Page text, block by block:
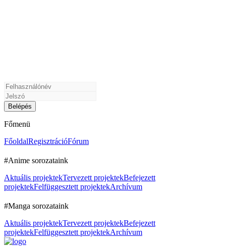
Főmenü
FőoldalRegisztrációFórum
#Anime sorozataink
Aktuális projektekTervezett projektekBefejezett
projektekFelfüggesztett projektekArchívum
#Manga sorozataink
Aktuális projektekTervezett projektekBefejezett
projektekFelfüggesztett projektekArchívum